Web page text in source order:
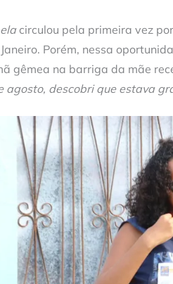
circulou pela primeira vez
Porém, nessa
gêmea na barriga da mãe
agosto, descobri que estava